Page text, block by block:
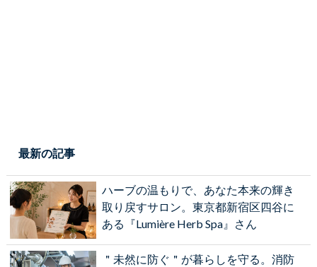
最新の記事
ハーブの温もりで、あなた本来の輝き
取り戻すサロン。東京都新宿区四谷に
ある『Lumière Herb Spa』さん
＂未然に防ぐ＂が暮らしを守る。消防